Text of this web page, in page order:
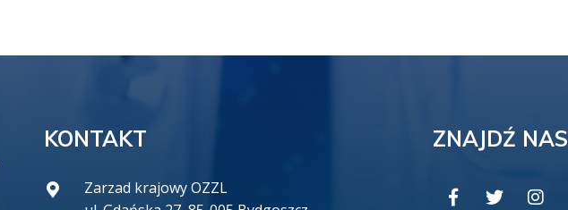
KONTAKT
Zarzad krajowy OZZL
ZNAJDŹ NAS